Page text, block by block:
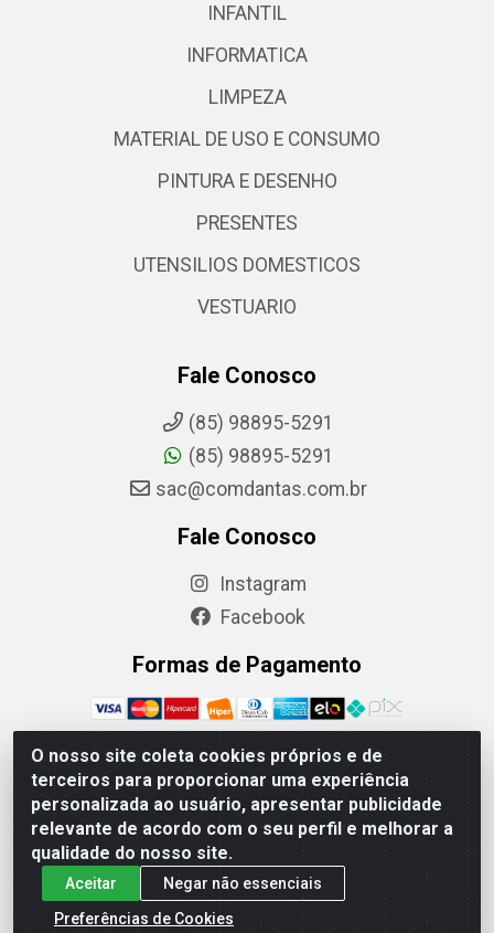
O nosso site coleta cookies próprios e de
terceiros para proporcionar uma experiência
personalizada ao usuário, apresentar publicidade
relevante de acordo com o seu perfil e melhorar a
qualidade do nosso site.
Aceitar
Negar não essenciais
Preferências de Cookies
INFANTIL
INFORMATICA
LIMPEZA
MATERIAL DE USO E CONSUMO
PINTURA E DESENHO
PRESENTES
UTENSILIOS DOMESTICOS
VESTUARIO
Fale Conosco
(85) 98895-5291
(85) 98895-5291
sac@comdantas.com.br
Fale Conosco
Instagram
Facebook
Formas de Pagamento
Rafael & Dantas LTDA - Rua Floriano Peixoto, 137-
Centro, CEP: 60025-130 | CNPJ: 02.884.314/0001-20